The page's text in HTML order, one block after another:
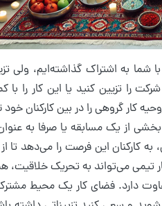
شما به اشتراک گذاشته‌ایم،
را تزیین کنید یا این کار را
کار گروهی را در بین کارکنان
از یک مسابقه یا صرفا به
کارکنان این فرصت را می‌دهد تا
تیمی می‌تواند به تحریک خلاقیت،
دارد. فضای کار یک محیط